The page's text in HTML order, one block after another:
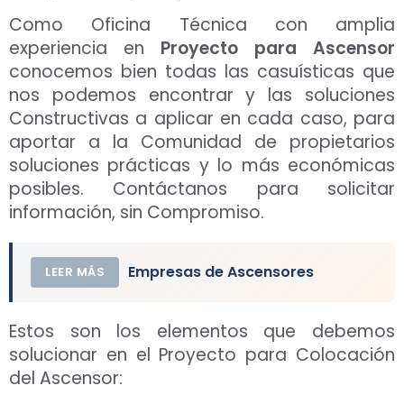
Como Oficina Técnica con amplia
experiencia en Proyecto para Ascensor
conocemos bien todas las casuísticas que
nos podemos encontrar y las soluciones
Constructivas a aplicar en cada caso, para
aportar a la Comunidad de propietarios
soluciones prácticas y lo más económicas
posibles. Contáctanos para solicitar
información, sin Compromiso.
LEER MÁS Empresas de Ascensores
Estos son los elementos que debemos
solucionar en el Proyecto para Colocación
del Ascensor: